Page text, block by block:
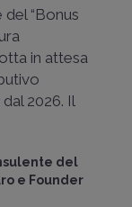
“Bonus
in attesa
2026. Il
del
e Founder